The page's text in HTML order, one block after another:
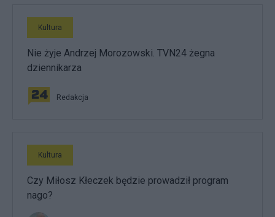
Kultura
Nie żyje Andrzej Morozowski. TVN24 żegna
dziennikarza
Redakcja
Kultura
Czy Miłosz Kłeczek będzie prowadził program
nago?